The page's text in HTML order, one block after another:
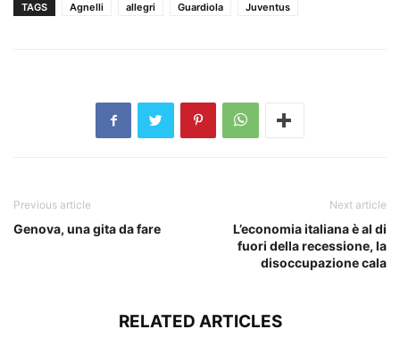
TAGS Agnelli allegri Guardiola Juventus
Previous article
Genova, una gita da fare
Next article
L’economia italiana è al di
fuori della recessione, la
disoccupazione cala
RELATED ARTICLES